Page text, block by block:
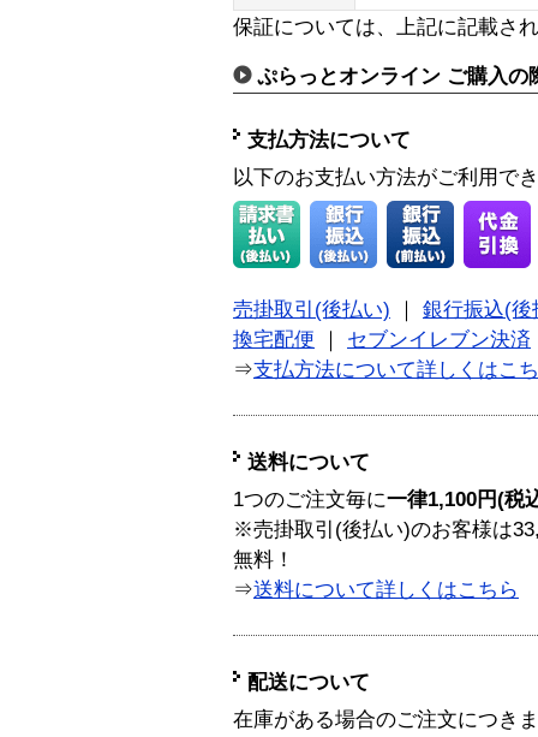
保証については、上記に記載さ
ぷらっとオンライン ご購入の
支払方法について
以下のお支払い方法がご利用で
売掛取引(後払い)
銀行振込(後
換宅配便
セブンイレブン決済
⇒支払方法について詳しくはこ
送料について
1つのご注文毎に一律1,100円(税
※売掛取引(後払い)のお客様は
無料！
⇒送料について詳しくはこちら
配送について
在庫がある場合のご注文につき